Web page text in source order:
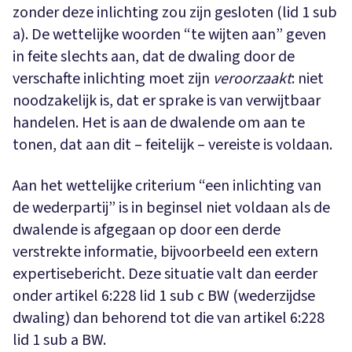
zonder deze inlichting zou zijn gesloten (lid 1 sub
a). De wettelijke woorden “te wijten aan” geven
in feite slechts aan, dat de dwaling door de
verschafte inlichting moet zijn veroorzaakt: niet
noodzakelijk is, dat er sprake is van verwijtbaar
handelen. Het is aan de dwalende om aan te
tonen, dat aan dit – feitelijk – vereiste is voldaan.
Aan het wettelijke criterium “een inlichting van
de wederpartij” is in beginsel niet voldaan als de
dwalende is afgegaan op door een derde
verstrekte informatie, bijvoorbeeld een extern
expertisebericht. Deze situatie valt dan eerder
onder artikel 6:228 lid 1 sub c BW (wederzijdse
dwaling) dan behorend tot die van artikel 6:228
lid 1 sub a BW.